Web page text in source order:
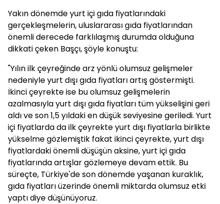
Yakın dönemde yurt içi gıda fiyatlarındaki
gerçekleşmelerin, uluslararası gıda fiyatlarından
önemli derecede farklılaşmış durumda olduğuna
dikkati çeken Başçı, şöyle konuştu:
"Yılın ilk çeyreğinde arz yönlü olumsuz gelişmeler
nedeniyle yurt dışı gıda fiyatları artış göstermişti.
İkinci çeyrekte ise bu olumsuz gelişmelerin
azalmasıyla yurt dışı gıda fiyatları tüm yükselişini geri
aldı ve son 1,5 yıldaki en düşük seviyesine geriledi. Yurt
içi fiyatlarda da ilk çeyrekte yurt dışı fiyatlarla birlikte
yükselme gözlemiştik fakat ikinci çeyrekte, yurt dışı
fiyatlardaki önemli düşüşün aksine, yurt içi gıda
fiyatlarında artışlar gözlemeye devam ettik. Bu
süreçte, Türkiye'de son dönemde yaşanan kuraklık,
gıda fiyatları üzerinde önemli miktarda olumsuz etki
yaptı diye düşünüyoruz.